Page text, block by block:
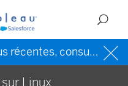
Pour les informations les plus récentes, consultez l’
Linux